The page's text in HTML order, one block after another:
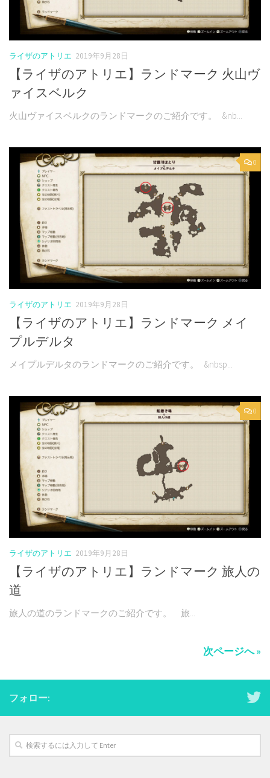
ライザのアトリエ 2019年9月28日
【ライザのアトリエ】ランドマーク 火山ヴ
ァイスベルク
火山ヴァイスベルクのランドマークのご紹介です。 &nb...
0
ライザのアトリエ 2019年9月28日
【ライザのアトリエ】ランドマーク メイ
プルデルタ
メイプルデルタのランドマークのご紹介です。 &nbsp...
0
ライザのアトリエ 2019年9月28日
【ライザのアトリエ】ランドマーク 旅人の
道
旅人の道のランドマークのご紹介です。 旅...
次ページへ »
フォロー: